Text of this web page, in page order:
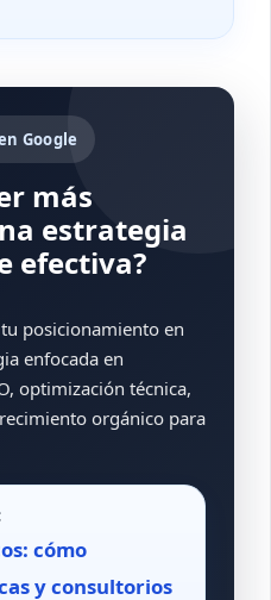
Google
más
estrategia
efectiva?
posicionamiento en
enfocada en
optimización técnica,
orgánico para
cómo
y consultorios